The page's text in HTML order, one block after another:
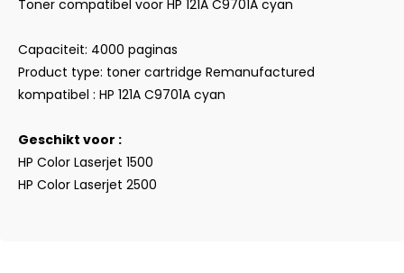
Toner compatibel voor HP 121A C9701A cyan
Capaciteit: 4000 paginas
Product type: toner cartridge Remanufactured
kompatibel : HP 121A C9701A cyan
Geschikt voor :
HP Color Laserjet 1500
HP Color Laserjet 2500